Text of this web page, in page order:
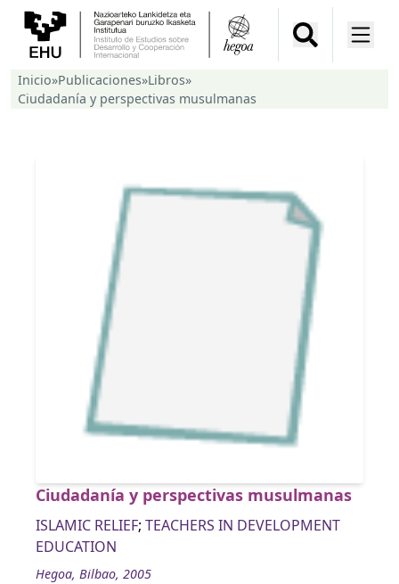
Inicio»Publicaciones»Libros»
Ciudadanía y perspectivas musulmanas
Ciudadanía y perspectivas musulmanas
ISLAMIC RELIEF; TEACHERS IN DEVELOPMENT
EDUCATION
Hegoa, Bilbao, 2005